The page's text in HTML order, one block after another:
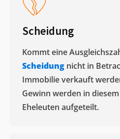
Scheidung
Kommt eine
Scheidung nicht in
Immobilie verkauft
Gewinn werden in
Eheleuten aufgeteilt.​